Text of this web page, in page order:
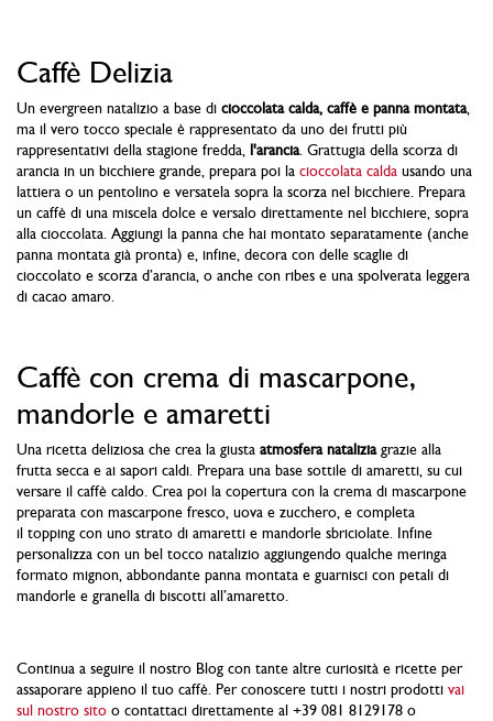
Caffè Delizia
Un evergreen natalizio a base di cioccolata calda, caffè e panna montata,
ma il vero tocco speciale è rappresentato da uno dei frutti più
rappresentativi della stagione fredda, l'arancia. Grattugia della scorza di
arancia in un bicchiere grande, prepara poi la cioccolata calda usando una
lattiera o un pentolino e versatela sopra la scorza nel bicchiere. Prepara
un caffè di una miscela dolce e versalo direttamente nel bicchiere, sopra
alla cioccolata. Aggiungi la panna che hai montato separatamente (anche
panna montata già pronta) e, infine, decora con delle scaglie di
cioccolato e scorza d’arancia, o anche con ribes e una spolverata leggera
di cacao amaro.
Caffè con crema di mascarpone,
mandorle e amaretti
Una ricetta deliziosa che crea la giusta atmosfera nataliziagrazie alla
frutta secca e ai sapori caldi. Prepara una base sottile di amaretti, su cui
versare il caffè caldo. Crea poi la copertura con la crema di mascarpone
preparata con mascarpone fresco, uova e zucchero, e completa
il topping con uno strato di amaretti e mandorle sbriciolate. Infine
personalizza con un bel tocco natalizio aggiungendo qualche meringa
formato mignon, abbondante panna montata e guarnisci con petali di
mandorle e granella di biscotti all’amaretto.
Continua a seguire il nostro Blog con tante altre curiosità e ricette per
assaporare appieno il tuo caffè. Per conoscere tutti i nostri prodotti vai
sul nostro sito o contattaci direttamente al +39 081 8129178 o